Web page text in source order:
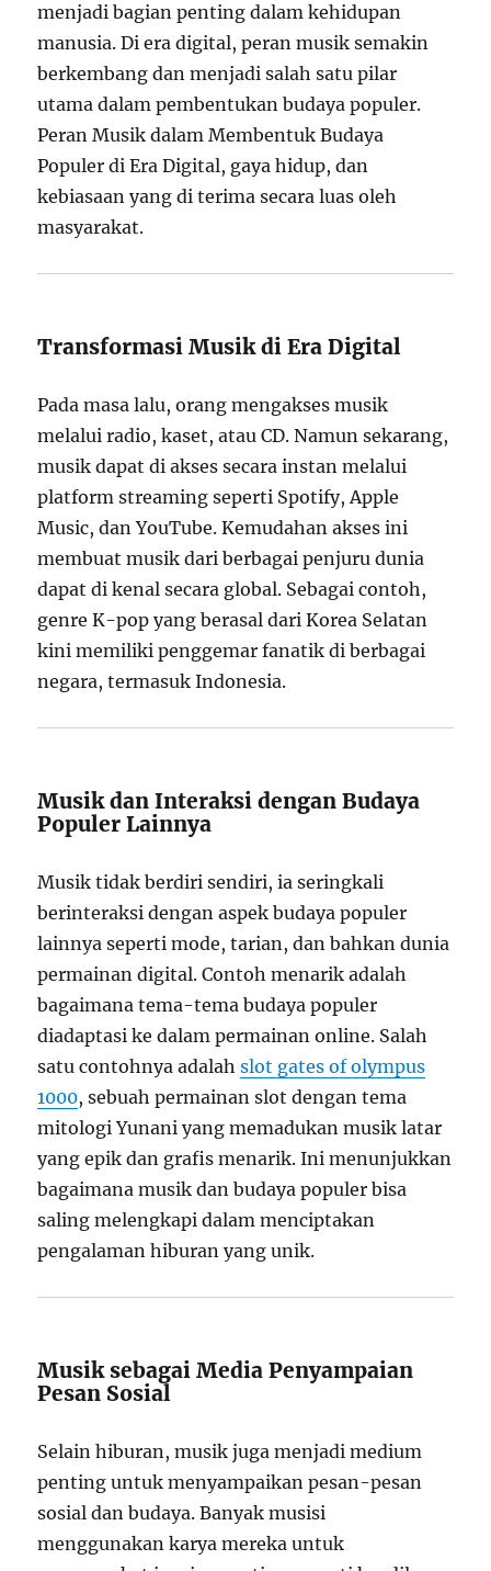
menjadi bagian penting dalam kehidupan
manusia. Di era digital, peran musik semakin
berkembang dan menjadi salah satu pilar
utama dalam pembentukan budaya populer.
Peran Musik dalam Membentuk Budaya
Populer di Era Digital, gaya hidup, dan
kebiasaan yang di terima secara luas oleh
masyarakat.
Transformasi Musik di Era Digital
Pada masa lalu, orang mengakses musik
melalui radio, kaset, atau CD. Namun sekarang,
musik dapat di akses secara instan melalui
platform streaming seperti Spotify, Apple
Music, dan YouTube. Kemudahan akses ini
membuat musik dari berbagai penjuru dunia
dapat di kenal secara global. Sebagai contoh,
genre K-pop yang berasal dari Korea Selatan
kini memiliki penggemar fanatik di berbagai
negara, termasuk Indonesia.
Musik dan Interaksi dengan Budaya
Populer Lainnya
Musik tidak berdiri sendiri, ia seringkali
berinteraksi dengan aspek budaya populer
lainnya seperti mode, tarian, dan bahkan dunia
permainan digital. Contoh menarik adalah
bagaimana tema-tema budaya populer
diadaptasi ke dalam permainan online. Salah
satu contohnya adalahslot gates of olympus
1000, sebuah permainan slot dengan tema
mitologi Yunani yang memadukan musik latar
yang epik dan grafis menarik. Ini menunjukkan
bagaimana musik dan budaya populer bisa
saling melengkapi dalam menciptakan
pengalaman hiburan yang unik.
Musik sebagai Media Penyampaian
Pesan Sosial
Selain hiburan, musik juga menjadi medium
penting untuk menyampaikan pesan-pesan
sosial dan budaya. Banyak musisi
menggunakan karya mereka untuk